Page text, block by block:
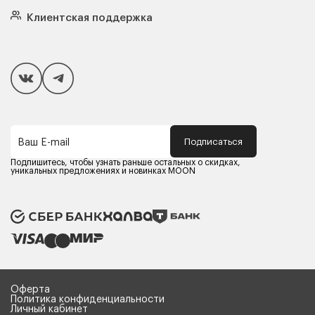
Подушки
Чехлы и наматрасники
Покупателям
Способы оплаты
Компания MOON
Оферта
Политика конфиденциальности
Карьера в MOON
Клиентская поддержка
Ваш E-mail Подписаться
Подпишитесь, чтобы узнать раньше остальных о скидках,
уникальных предложениях и новинках MOON
Оферта
Политика конфиденциальности
Личный кабинет